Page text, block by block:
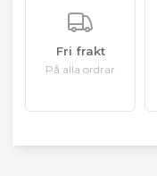
Fri frakt
På alla ordrar